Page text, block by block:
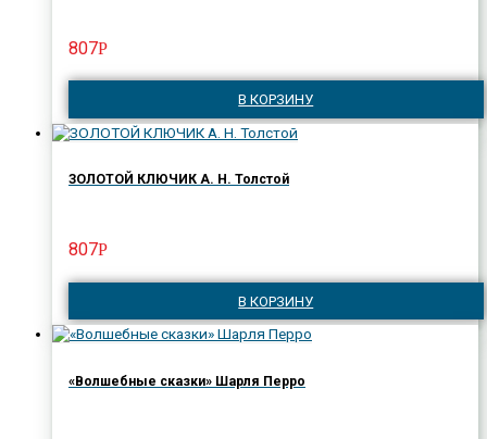
807Р
В КОРЗИНУ
ЗОЛОТОЙ КЛЮЧИК А. Н. Толстой
807Р
В КОРЗИНУ
«Волшебные сказки» Шарля Перро